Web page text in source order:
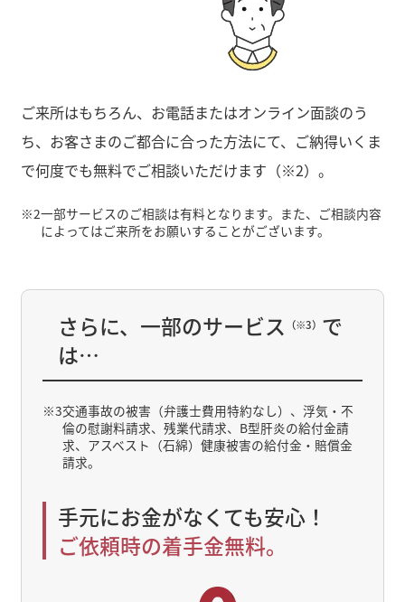
ご来所はもちろん、お電話またはオンライン面談のう
ち、お客さまのご都合に合った方法にて、ご納得いくま
で何度でも無料でご相談いただけます（※2）。
※2一部サービスのご相談は有料となります。また、ご相談内容
によってはご来所をお願いすることがございます。
さらに、一部のサービス （※3） で
は…
※3交通事故の被害（弁護士費用特約なし）、浮気・不
倫の慰謝料請求、残業代請求、B型肝炎の給付金請
求、アスベスト（石綿）健康被害の給付金・賠償金
請求。
手元にお金がなくても安心！
ご依頼時の着手金無料。